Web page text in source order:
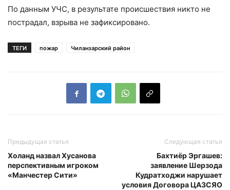
По данным УЧС, в результате происшествия никто не
пострадал, взрыва не зафиксировано.
ТЕГИ пожар Чиланзарский район
Предыдущая статья
Холанд назвал Хусанова
перспективным игроком
«Манчестер Сити»
Следующая статья
Бахтиёр Эргашев:
заявление Шерзода
Кудратходжи нарушает
условия Договора ЦАЗСЯО